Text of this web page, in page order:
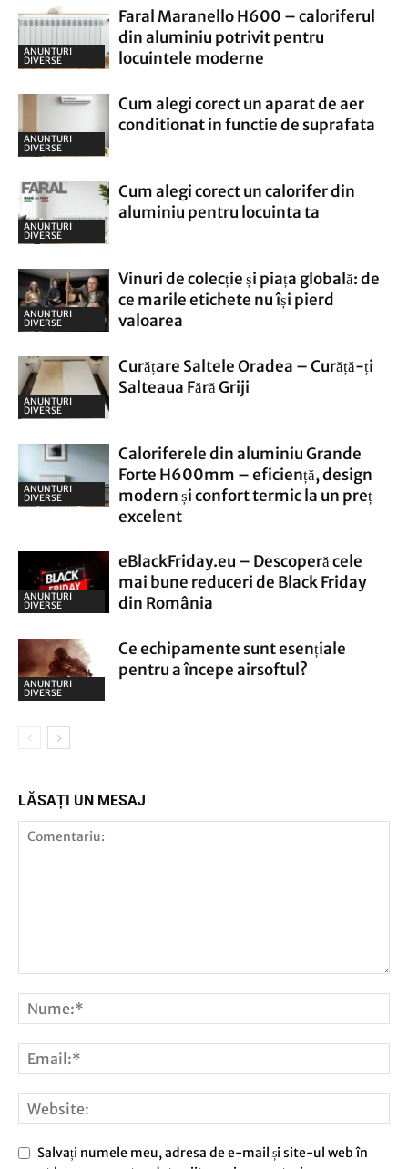
ANUNTURI
DIVERSE
Faral Maranello H600 – caloriferul
din aluminiu potrivit pentru
locuintele moderne
ANUNTURI
DIVERSE
Cum alegi corect un aparat de aer
conditionat in functie de suprafata
ANUNTURI
DIVERSE
Cum alegi corect un calorifer din
aluminiu pentru locuinta ta
ANUNTURI
DIVERSE
Vinuri de colecție și piața globală: de
ce marile etichete nu își pierd
valoarea
ANUNTURI
DIVERSE
Curățare Saltele Oradea – Curăță-ți
Salteaua Fără Griji
ANUNTURI
DIVERSE
Caloriferele din aluminiu Grande
Forte H600mm – eficiență, design
modern și confort termic la un preț
excelent
ANUNTURI
DIVERSE
eBlackFriday.eu – Descoperă cele
mai bune reduceri de Black Friday
din România
ANUNTURI
DIVERSE
Ce echipamente sunt esențiale
pentru a începe airsoftul?
LĂSAȚI UN MESAJ
Salvați numele meu, adresa de e-mail și site-ul web în